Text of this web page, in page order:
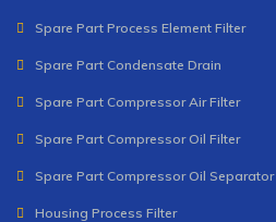
Spare Part Process Element Filter
Spare Part Condensate Drain
Spare Part Compressor Air Filter
Spare Part Compressor Oil Filter
Spare Part Compressor Oil Separator
Housing Process Filter